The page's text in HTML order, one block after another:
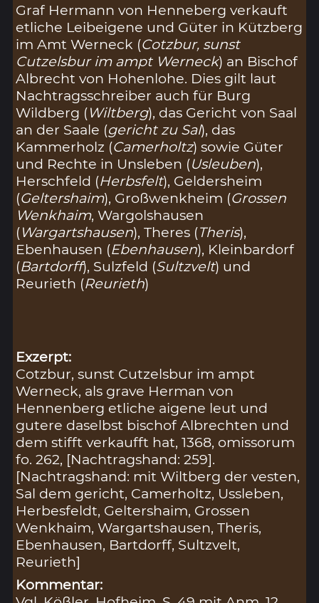
Graf Hermann von Henneberg verkauft
etliche Leibeigene und Güter in Kützberg
im Amt Werneck (Cotzbur, sunst
Cutzelsbur im ampt Werneck) an Bischof
Albrecht von Hohenlohe. Dies gilt laut
Nachtragsschreiber auch für Burg
Wildberg (Wiltberg), das Gericht von Saal
an der Saale (gericht zu Sal), das
Kammerholz (Camerholtz) sowie Güter
und Rechte in Unsleben (Usleuben),
Herschfeld (Herbsfelt), Geldersheim
(Geltershaim), Großwenkheim (Grossen
Wenkhaim, Wargolshausen
(Wargartshausen), Theres (Theris),
Ebenhausen (Ebenhausen), Kleinbardorf
(Bartdorff), Sulzfeld (Sultzvelt) und
Reurieth (Reurieth)
Exzerpt:
Cotzbur, sunst Cutzelsbur im ampt
Werneck, als grave Herman von
Hennenberg etliche aigene leut und
gutere daselbst bischof Albrechten und
dem stifft verkaufft hat, 1368, omissorum
fo. 262, [Nachtragshand: 259].
[Nachtragshand: mit Wiltberg der vesten,
Sal dem gericht, Camerholtz, Ussleben,
Herbesfeldt, Geltershaim, Grossen
Wenkhaim, Wargartshausen, Theris,
Ebenhausen, Bartdorff, Sultzvelt,
Reurieth]
Kommentar: